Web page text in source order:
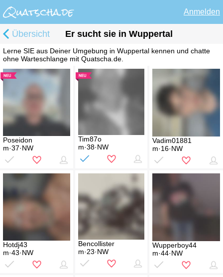
Anmelden
Übersicht Er sucht sie in Wuppertal
Lerne SIE aus Deiner Umgebung in Wuppertal kennen und chatte
ohne Warteschlange mit Quatscha.de.
Poseidon
m·37·NW
Tim87o
m·38·NW
Vadim01881
m·16·NW
Hotdj43
m·43·NW
Bencollister
m·23·NW
Wupperboy44
m·44·NW